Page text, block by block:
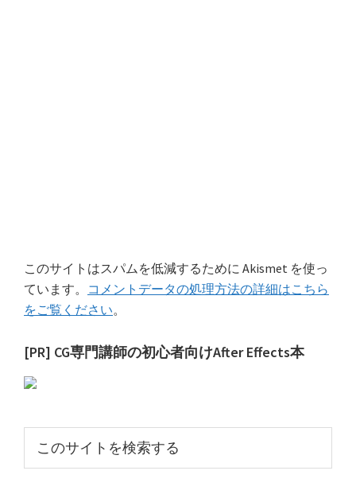
このサイトはスパムを低減するために Akismet を使っ
ています。 コメントデータの処理方法の詳細はこちら
をご覧ください。
最
初
サ
イ
[PR] CG専門講師の初心者向けAfter Effects本